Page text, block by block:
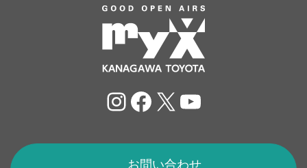
Instagram
Facebook
X YouTube
お問い合わせ